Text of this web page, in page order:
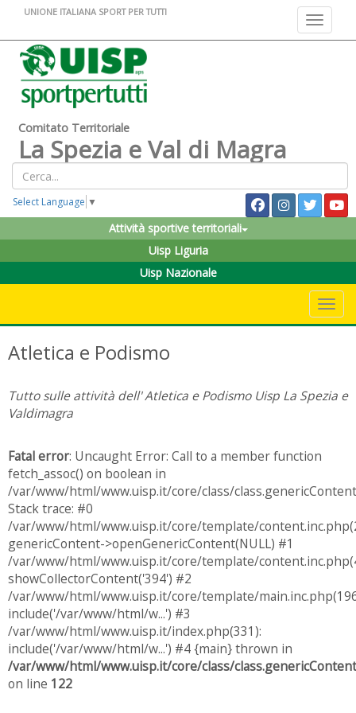
Toggle
UNIONE ITALIANA SPORT PER TUTTI
Comitato Territoriale
La Spezia e Val di Magra
Select Language ▼
Attività sportive territoriali
Uisp Liguria
Uisp Nazionale
Atletica e Podismo
Tutto sulle attività dell' Atletica e Podismo Uisp La Spezia e
Valdimagra
Fatal error: Uncaught Error: Call to a member function
fetch_assoc() on boolean in
/var/www/html/www.uisp.it/core/class/
Stack trace: #0
/var/www/html/www.uisp.it/core/template/
genericContent->openGenericContent(NULL) #1
/var/www/html/www.uisp.it/core/template/
showCollectorContent('394') #2
/var/www/html/www.uisp.it/core/template/
include('/var/www/html/w...') #3
/var/www/html/www.uisp.it/index.php(331):
include('/var/www/html/w...') #4 {main} thrown in
/var/www/html/www.uisp.it/core/class/
on line 122